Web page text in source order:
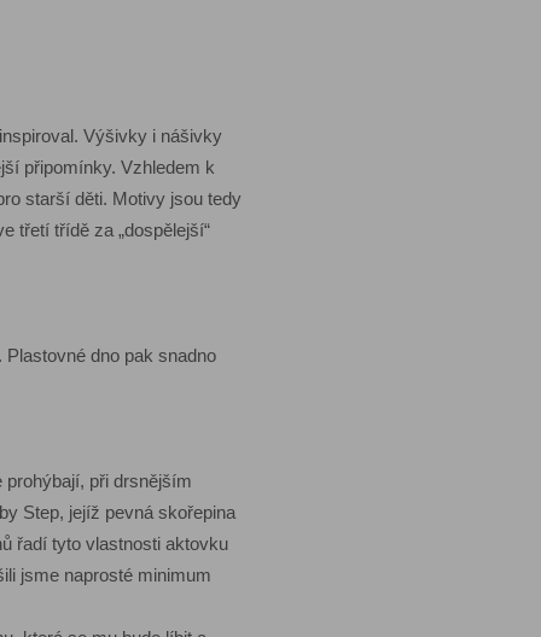
Výšivky i nášivky
připomínky. Vzhledem k
starší děti. Motivy jsou tedy
třetí třídě za „dospělejší“
dno pak snadno
při drsnějším
Step, jejíž pevná skořepina
řadí tyto vlastnosti aktovku
jsme naprosté minimum